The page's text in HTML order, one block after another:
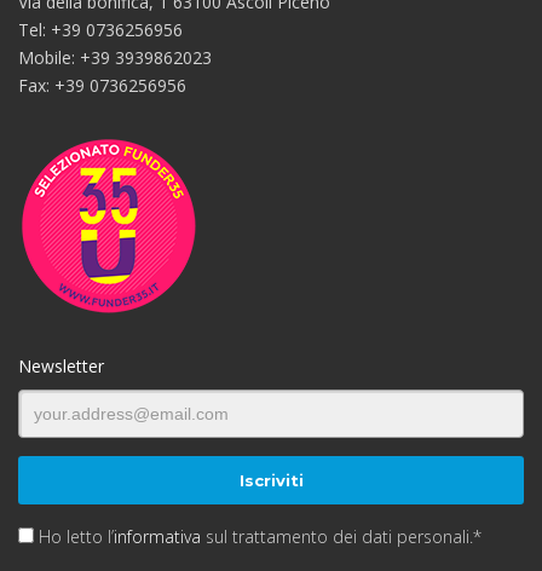
Tel: +39 0736256956
Mobile: +39 3939862023
Fax: +39 0736256956
Newsletter
Ho letto l’informativa sul trattamento dei dati personali.*